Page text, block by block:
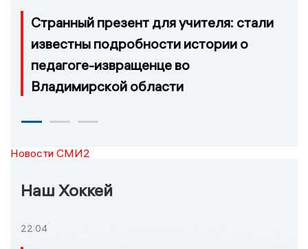
Странный презент для учителя: стали
известны подробности истории о
педагоге-извращенце во
Владимирской области
Новости СМИ2
Наш Хоккей
22:04